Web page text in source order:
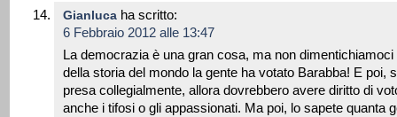
Gianluca ha scritto:
6 Febbraio 2012 alle 13:47
La democrazia è una gran cosa, ma non
della storia del mondo la gente ha votato Barabba! E poi,
presa collegialmente, allora dovrebbero avere diritto di
anche i tifosi o gli appassionati. Ma poi, lo sapete quanta